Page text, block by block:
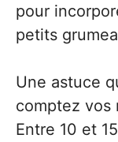
pour
petits
Une astuce
comptez vos
Entre 10 et